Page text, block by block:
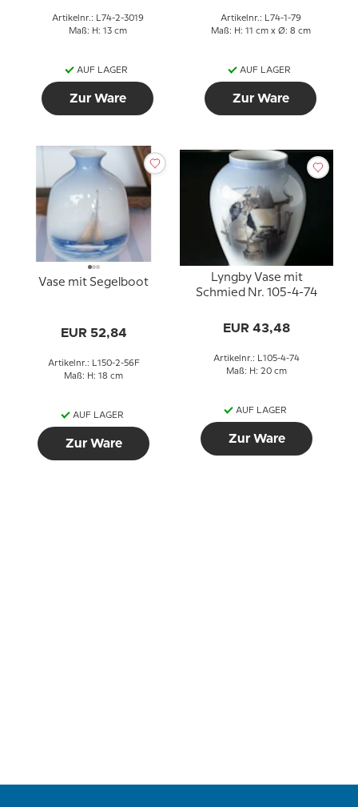
Artikelnr.: L74-2-3019
Maß: H: 13 cm
AUF LAGER
Zur Ware
Artikelnr.: L74-1-79
Maß: H: 11 cm x Ø: 8 cm
AUF LAGER
Zur Ware
Vase mit Segelboot
EUR 52,84
Artikelnr.: L150-2-56F
Maß: H: 18 cm
AUF LAGER
Zur Ware
Lyngby Vase mit
Schmied Nr. 105-4-74
EUR 43,48
Artikelnr.: L105-4-74
Maß: H: 20 cm
AUF LAGER
Zur Ware